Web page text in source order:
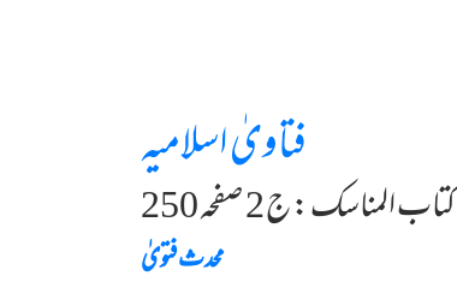
فتاویٰ اسلامیہ
کتاب المناسک : ج 2 صفحہ 250
محدث فتویٰ